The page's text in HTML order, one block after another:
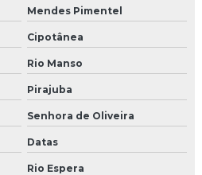
Mendes Pimentel
Cipotânea
Rio Manso
Pirajuba
Senhora de Oliveira
Datas
Rio Espera